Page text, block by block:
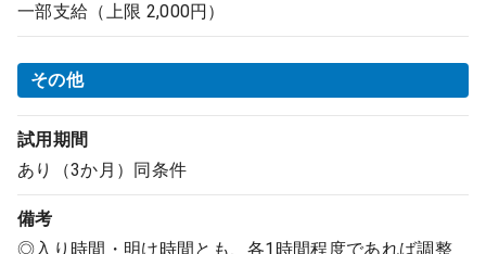
一部支給（上限 2,000円）
その他
試用期間
あり（3か月）同条件
備考
◎入り時間・明け時間とも、各1時間程度であれば調整